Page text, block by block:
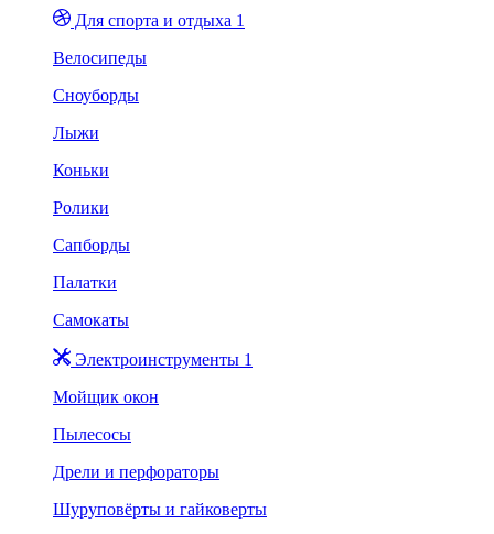
Для спорта и отдыха 1
Велосипеды
Сноуборды
Лыжи
Коньки
Ролики
Сапборды
Палатки
Самокаты
Электроинструменты 1
Мойщик окон
Пылесосы
Дрели и перфораторы
Шуруповёрты и гайковерты